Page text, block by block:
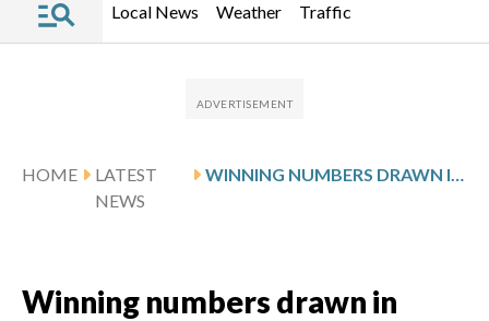
Local News Weather Traffic
HOME
LATEST
NEWS
WINNING NUMBERS DRAWN IN MONDAY’S VIRGINIA PICK 3 EVENING
Winning numbers drawn in